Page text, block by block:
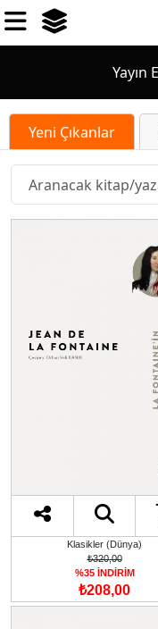
Yayın
Yeni Çıkanlar
Klasikler (Dünya)
₺320,00
%35 İNDİRİM
₺208,00